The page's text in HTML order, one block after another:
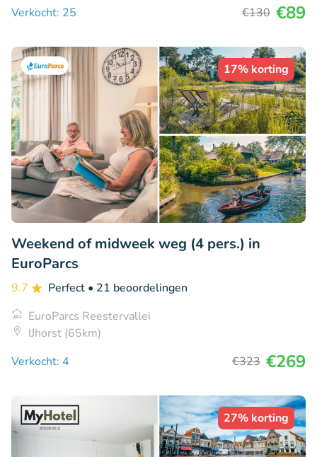
Verkocht: 25
€130 €89
17% korting
Weekend of midweek weg (4 pers.) in
EuroParcs
9.7 Perfect • 21 beoordelingen
EuroParcs Reestervallei
IJhorst (65km)
Verkocht: 4
€323 €269
27% korting